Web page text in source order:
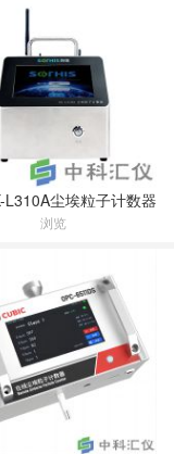
L310A尘埃粒子计数器
浏览